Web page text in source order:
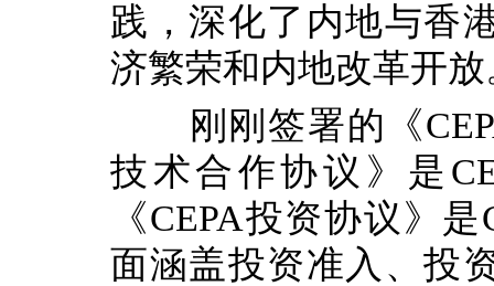
践，深化了内地与香
济繁荣和内地改革开放
刚刚签署的《
技术合作协议》是
《CEPA投资协议》
面涵盖投资准入、投